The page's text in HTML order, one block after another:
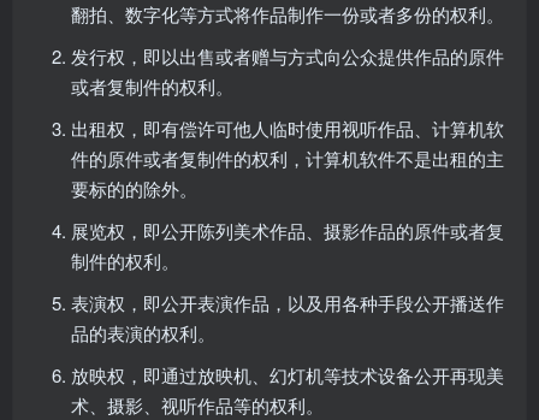
翻拍、数字化等方式将作品制作一份或者多份的权利。
发行权，即以出售或者赠与方式向公众提供作品的原件
或者复制件的权利。
出租权，即有偿许可他人临时使用视听作品、计算机软
件的原件或者复制件的权利，计算机软件不是出租的主
要标的的除外。
展览权，即公开陈列美术作品、摄影作品的原件或者复
制件的权利。
表演权，即公开表演作品，以及用各种手段公开播送作
品的表演的权利。
放映权，即通过放映机、幻灯机等技术设备公开再现美
术、摄影、视听作品等的权利。